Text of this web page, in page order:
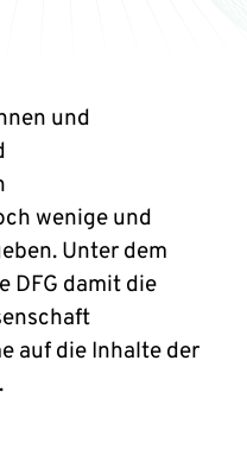
und
wenige und
Unter dem
DFG damit die
auf die Inhalte der